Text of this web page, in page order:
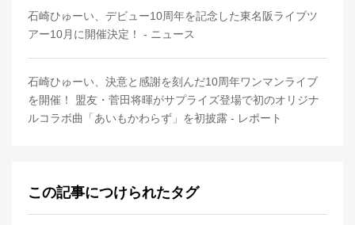
石崎ひゅーい、デビュー10周年を記念した東名阪ライブツ
アー10月に開催決定！ - ニュース
石崎ひゅーい、決意と感謝を刻んだ10周年ワンマンライブ
を開催！ 盟友・菅田将暉がサプライズ登場で初のオリジナ
ルコラボ曲「あいもかわらず」を初披露 - レポート
この記事につけられたタグ